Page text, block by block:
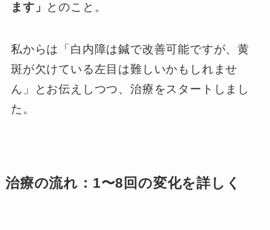
ます」
とのこと。
私からは「白内障は鍼で改善可能ですが、黄
斑が欠けている左目は難しいかもしれませ
ん」とお伝えしつつ、治療をスタートしまし
た。
治療の流れ：1〜8回の変化を詳しく